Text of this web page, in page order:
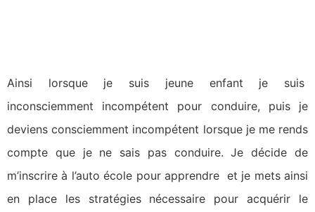
Ainsi lorsque je suis jeune enfant je suis
inconsciemment incompétent pour conduire, puis je
deviens consciemment incompétent lorsque je me rends
compte que je ne sais pas conduire. Je décide de
m’inscrire à l’auto école pour apprendre et je mets ainsi
en place les stratégies nécessaire pour acquérir le